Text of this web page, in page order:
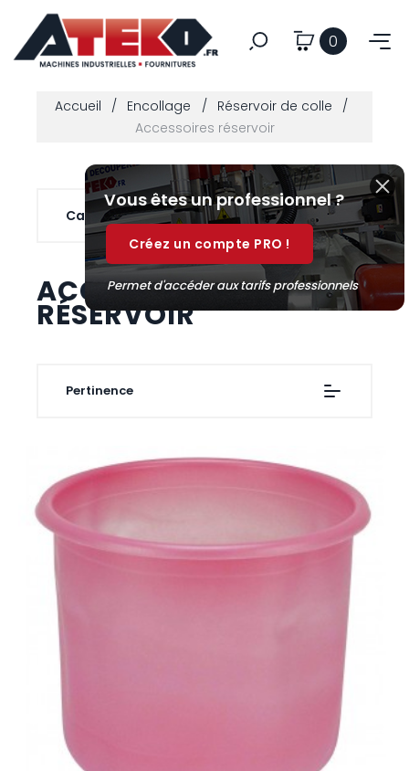
0
Accueil Encollage
Réservoir de colle
Accessoires réservoir
Catégories 
ACCESSOIRES
RÉSERVOIR
Pertinence
Vous êtes un professionnel ?
Permet d'accéder aux tarifs professionnels
Créez un compte PRO !